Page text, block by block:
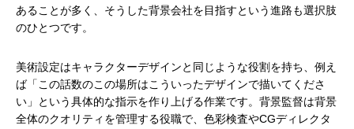
あることが多く、そうした背景会社を目指すという進路も選択肢
のひとつです。
美術設定はキャラクターデザインと同じような役割を持ち、例え
ば「この話数のこの場所はこういったデザインで描いてくださ
い」という具体的な指示を作り上げる作業です。背景監督は背景
全体のクオリティを管理する役職で、色彩検査やCGディレクタ